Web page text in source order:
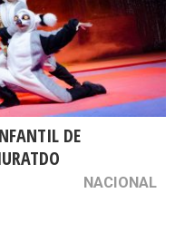
DE
NACIONAL